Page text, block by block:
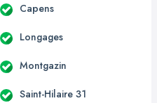
Capens
Longages
Montgazin
Saint-Hilaire 31